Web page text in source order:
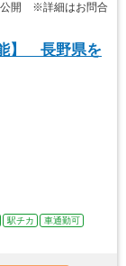
公開 ※詳細はお問合
】 長野県を
駅チカ
車通勤可